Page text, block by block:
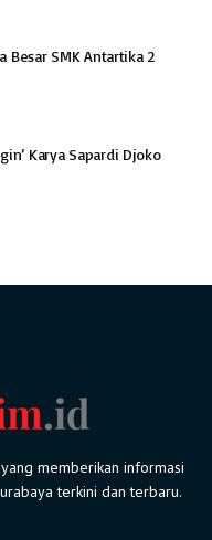
Besar SMK Antartika 2
Karya Sapardi Djoko
memberikan informasi
terkini dan terbaru.